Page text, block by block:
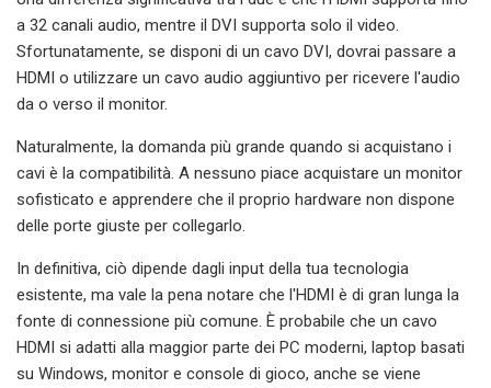
a 32 canali audio, mentre il DVI supporta solo il video.
Sfortunatamente, se disponi di un cavo DVI, dovrai passare a
HDMI o utilizzare un cavo audio aggiuntivo per ricevere l'audio
da o verso il monitor.
Naturalmente, la domanda più grande quando si acquistano i
cavi è la compatibilità. A nessuno piace acquistare un monitor
sofisticato e apprendere che il proprio hardware non dispone
delle porte giuste per collegarlo.
In definitiva, ciò dipende dagli input della tua tecnologia
esistente, ma vale la pena notare che l'HDMI è di gran lunga la
fonte di connessione più comune. È probabile che un cavo
HDMI si adatti alla maggior parte dei PC moderni, laptop basati
su Windows, monitor e console di gioco, anche se viene